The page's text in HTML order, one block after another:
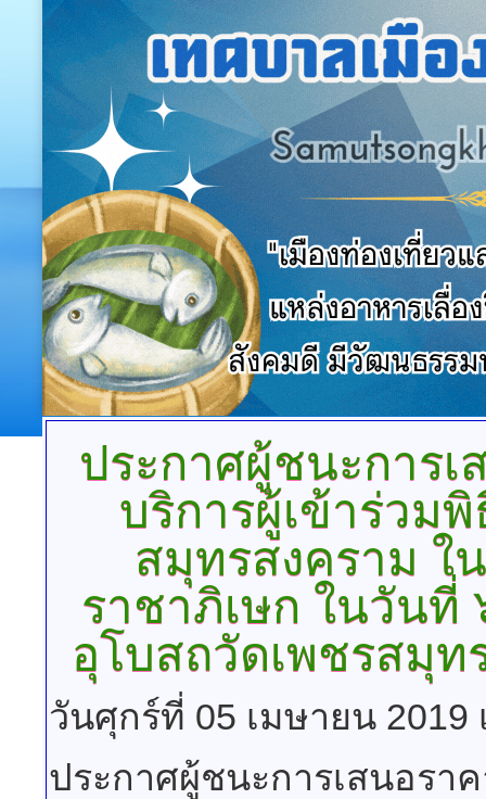
ประกาศผู้ชนะการเ
บริการผู้เข้าร่วม
สมุทรสงคราม ใ
ราชาภิเษก ในวัน
อุโบสถวัดเพชรสมุท
วันศุกร์ที่ 05 เมษายน 2019
ประกาศผู้ชนะการเสนอรา